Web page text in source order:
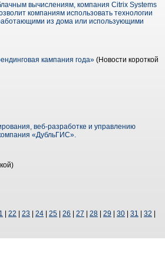
вычислениям, компания Citrix Systems
компаниям использовать технологии
из дома или использующими
кампания года» (Новости короткой
веб-разработке и управлению
«ДубльГИС».
22 23 24 25 26 27 28 29 30 31 32